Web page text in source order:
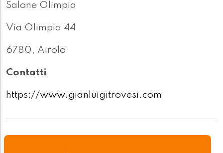
Salone Olimpia
Via Olimpia 44
6780, Airolo
Contatti
https://www.gianluigitrovesi.com